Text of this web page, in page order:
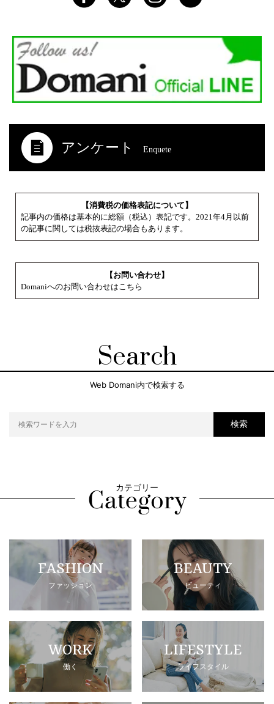
アンケート Enquete
【消費税の価格表記について】
記事内の価格は基本的に総額（税込）表記です。2021年4月以前
の記事に関しては税抜表記の場合もあります。
【お問い合わせ】
Domaniへのお問い合わせはこちら
Search
Web Domani内で検索する
検索
カテゴリー
FASHION
ファッション
BEAUTY
ビューティ
WORK
働く
LIFESTYLE
ライフスタイル